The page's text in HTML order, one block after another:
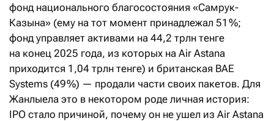
фонд национального благосостояния «Самрук-
Казына» (ему на тот момент принадлежал 51 %;
фонд управляет активами на 44,2 трлн тенге
на конец 2025 года, из которых на Air Astana
приходится 1,04 трлн тенге) и британская BAE
Systems (49 %) — продали части своих пакетов. Для
Жанлыела это в некотором роде личная история:
IPO стало причиной, почему он не ушел из Air Astana